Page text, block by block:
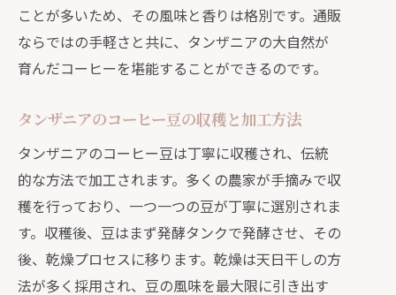
ことが多いため、その風味と香りは格別です。通販
ならではの手軽さと共に、タンザニアの大自然が
育んだコーヒーを堪能することができるのです。
タンザニアのコーヒー豆の収穫と加工方法
タンザニアのコーヒー豆は丁寧に収穫され、伝統
的な方法で加工されます。多くの農家が手摘みで収
穫を行っており、一つ一つの豆が丁寧に選別されま
す。収穫後、豆はまず発酵タンクで発酵させ、その
後、乾燥プロセスに移ります。乾燥は天日干しの方
法が多く採用され、豆の風味を最大限に引き出す